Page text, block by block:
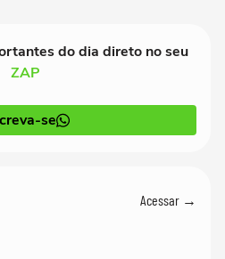
do dia direto no seu
ZAP
se
Acessar →